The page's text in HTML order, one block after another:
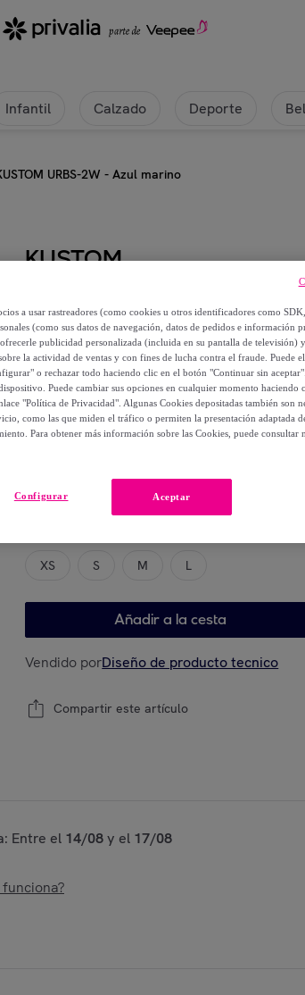
Infantil Calzado Deporte
URBS-2W - Azul marino
KUSTOM
Chaqueta para mujer KUSTOM
69,90 €
270,00 €
-74%
Elige tu modelo
XS S M L
Añadir a la cesta
Vendido porDiseño de producto tecnico
Compartir este artículo
Entre el 14/08y el 17/08
a usar rastreadores (como cookies u otros identificadores como
(como sus datos de navegación, datos de pedidos e información
publicidad personalizada (incluida en su pantalla de televisión)
la actividad de ventas y con fines de lucha contra el fraude. Puede
o rechazar todo haciendo clic en el botón "Continuar sin
Puede cambiar sus opciones en cualquier momento haciendo
"Política de Privacidad". Algunas Cookies depositadas también son
como las que miden el tráfico o permiten la presentación adaptada
Para obtener más información sobre las Cookies, puede consultar
Aceptar
Configurar